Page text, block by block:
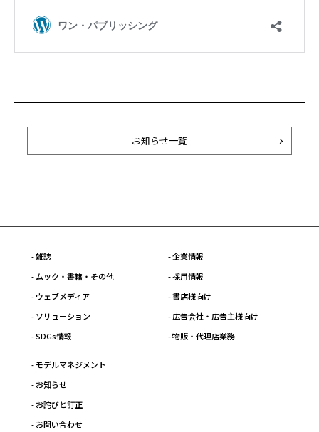
お知らせ一覧
- 雑誌
- ムック・書籍・その他
- ウェブメディア
- ソリューション
- SDGs情報
- 企業情報
- 採用情報
- 書店様向け
- 広告会社・広告主様向け
- 物販・代理店業務
- モデルマネジメント
- お知らせ
- お詫びと訂正
- お問い合わせ